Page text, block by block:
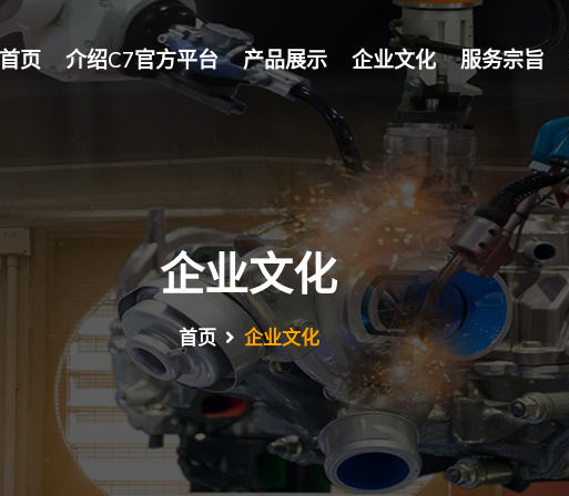
页 介绍C7官方平台 产品展示 企业文化 服务宗旨
企业文化
首页 企业文化